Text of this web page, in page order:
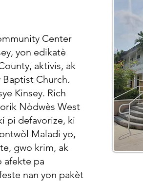
Center
yon edikatè
aktivis, ak
Baptist Church.
Kinsey. Rich
Nòdwès West
pi defavorize, ki
Maladi yo,
gwo krim, ak
afekte pa
nan yon pakèt